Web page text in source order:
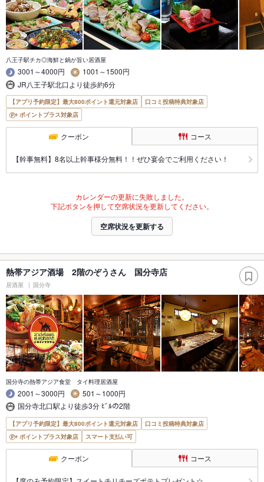
八王子駅チカ◎海鮮と鍋が旨い居酒屋
3001～4000円
1001～1500円
JR八王子駅北口より徒歩約6分
【アプリ予約限定】最大800ポイント還元対象店
口コミ投稿特典対象店
ポイントプラス対象店
クーポン コース
【幹事無料】8名以上幹事様分無料！！ぜひ宴会でご利用ください！
カレンダーの更新に失敗しました。
下記ボタンを押して空席状況を更新してください。
空席状況を更新する
熱帯アジア酒場 2階のぞうさん 国分寺店
居酒屋 国分寺
国分寺の熱帯アジア食堂 タイ料理居酒屋
2001～3000円
501～1000円
国分寺北口駅より徒歩3分 ﾋﾞﾙの2階
【アプリ予約限定】最大800ポイント還元対象店
口コミ投稿特典対象店
ポイントプラス対象店
スマート支払い可
クーポン コース